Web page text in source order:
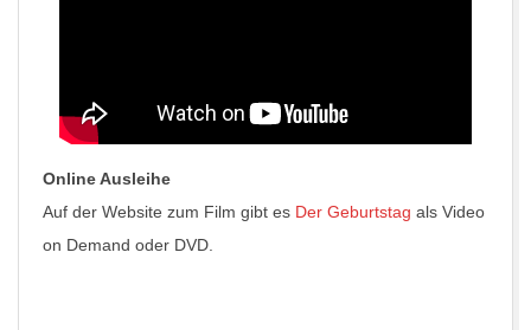
Online Ausleihe
Auf der Website zum Film gibt es Der Geburtstag als Video
on Demand oder DVD.